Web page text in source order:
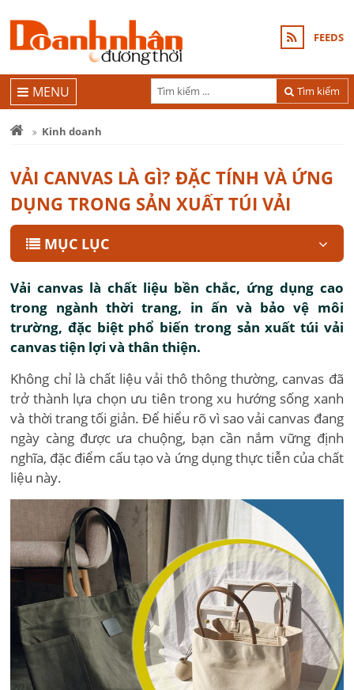
FEEDS
Tìm kiếm
MENU
Kinh doanh
VẢI CANVAS LÀ GÌ? ĐẶC TÍNH VÀ ỨNG
DỤNG TRONG SẢN XUẤT TÚI VẢI
MỤC LỤC
Vải canvas là chất liệu bền chắc, ứng dụng cao
trong ngành thời trang, in ấn và bảo vệ môi
trường, đặc biệt phổ biến trong sản xuất túi vải
canvas tiện lợi và thân thiện.
Không chỉ là chất liệu vải thô thông thường, canvas đã
trở thành lựa chọn ưu tiên trong xu hướng sống xanh
và thời trang tối giản. Để hiểu rõ vì sao vải canvas đang
ngày càng được ưa chuộng, bạn cần nắm vững định
nghĩa, đặc điểm cấu tạo và ứng dụng thực tiễn của chất
liệu này.